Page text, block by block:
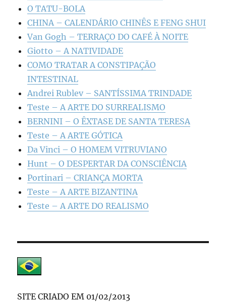
O TATU-BOLA
CHINA – CALENDÁRIO CHINÊS E FENG SHUI
Van Gogh – TERRAÇO DO CAFÉ À NOITE
Giotto – A NATIVIDADE
COMO TRATAR A CONSTIPAÇÃO
INTESTINAL
Andrei Rublev – SANTÍSSIMA TRINDADE
Teste – A ARTE DO SURREALISMO
BERNINI – O ÊXTASE DE SANTA TERESA
Teste – A ARTE GÓTICA
Da Vinci – O HOMEM VITRUVIANO
Hunt – O DESPERTAR DA CONSCIÊNCIA
Portinari – CRIANÇA MORTA
Teste – A ARTE BIZANTINA
Teste – A ARTE DO REALISMO
SITE CRIADO EM 01/02/2013